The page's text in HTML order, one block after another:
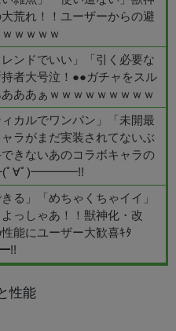
荒れ！！ユーザーからの避
ｗｗｗｗ
レンドでいい」「引く必要な
者大号泣！●●ガチャをスル
ああぁｗｗｗｗｗｗｗｗｗ
ィカルでワンパン」「未開最
ラがまだ実装されてないぶ
きないあのコラボキャラの
ﾟ∀ﾟ)━━━━!!
る」「めちゃくちゃイイ」
っしゃあ！！獣神化・改
能にユーザー大歓喜ｷﾀ
性能